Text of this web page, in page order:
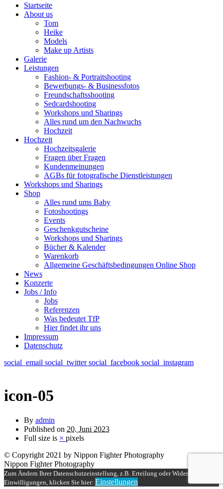
Startseite
About us
Tom
Heike
Models
Make up Artists
Galerie
Leistungen
Fashion- & Portraitshooting
Bewerbungs- & Businessfotos
Freundschaftsshooting
Sedcardshooting
Workshops und Sharings
Alles rund um den Nachwuchs
Hochzeit
Hochzeit
Hochzeitsgalerie
Fragen über Fragen
Kundenmeinungen
AGBs für fotografische Dienstleistungen
Workshops und Sharings
Shop
Alles rund ums Baby
Fotoshootings
Events
Geschenkgutscheine
Workshops und Sharings
Bücher & Kalender
Warenkorb
Allgemeine Geschäftsbedingungen Online Shop
News
Konzerte
Jobs / Info
Jobs
Referenzen
Was bedeutet TfP
Hier findet ihr uns
Impressum
Datenschutz
social_email social_twittersocial_facebook social_instagram
icon-05
By admin
Published on 20. Juni 2023
Full size is × pixels
© Copyright 2021 by Nippon Fighter Photography
Nippon Fighter Photography
Zum Ändern Ihrer Datenschutzeinstellung, z.B. Erteilung oder Widerruf von
Einwilligungen, klicken Sie hier: Einstellungen